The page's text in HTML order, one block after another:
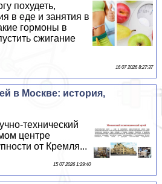
похудеть,
в еде и занятия в
гормоны в
сжигание
16 07 2026 8:27:37
в Москве: история,
технический
центре
от Кремля...
15 07 2026 1:29:40